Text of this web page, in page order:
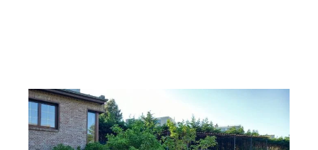
WASQUEHAL 59
134,50 m2 , 5 pièces
Ref : 1393